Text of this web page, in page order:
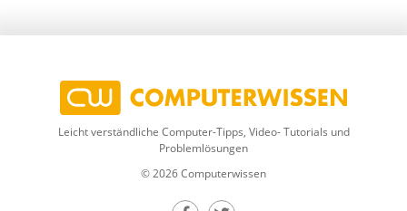
Leicht verständliche Computer-Tipps, Video- Tutorials und
Problemlösungen
© 2026 Computerwissen